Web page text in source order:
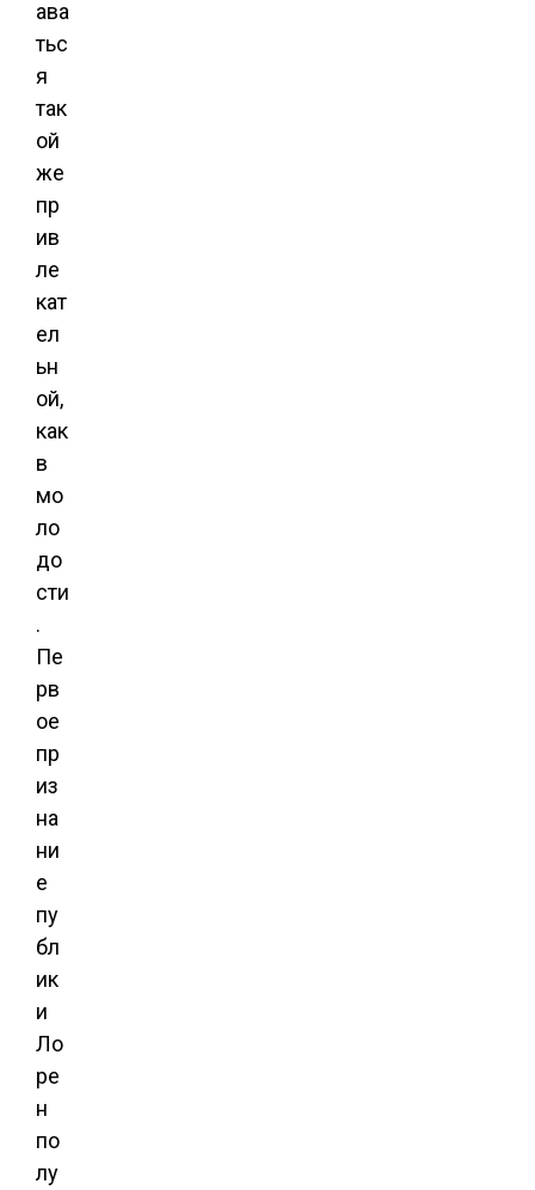
ава
тьс
я
так
ой
же
пр
ив
ле
кат
ел
ьн
ой,
как
в
мо
ло
до
сти
.
Пе
рв
ое
пр
из
на
ни
е
пу
бл
ик
и
Ло
ре
н
по
лу